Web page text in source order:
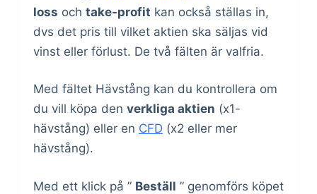
loss och take-profit kan också ställas in,
dvs det pris till vilket aktien ska säljas vid
vinst eller förlust. De två fälten är valfria.
Med fältet Hävstång kan du kontrollera om
du vill köpa den verkliga aktien (x1-
hävstång) eller en CFD(x2 eller mer
hävstång).
Med ett klick på ” Beställ ” genomförs köpet